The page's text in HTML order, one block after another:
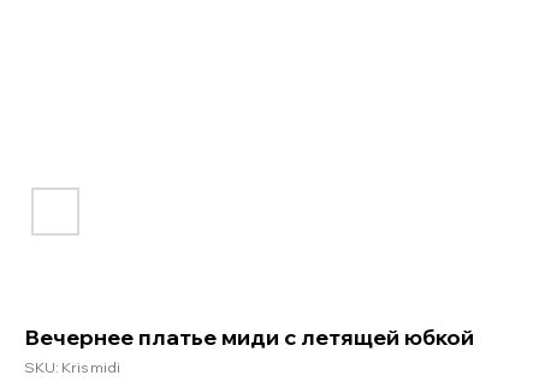
Вечернее платье миди с летящей юбкой
SKU: Kris midi